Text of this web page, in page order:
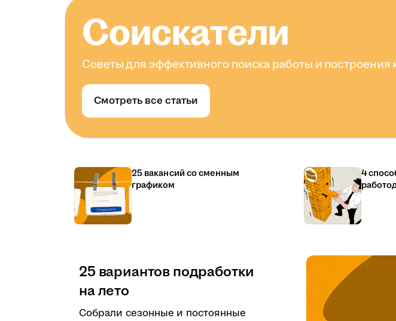
Соискатели
Советы для эффективного поиска работы и построения
Смотреть все статьи
25 вакансий со сменным
графиком
4
25 вариантов подработки
на лето
Собрали сезонные и постоянные